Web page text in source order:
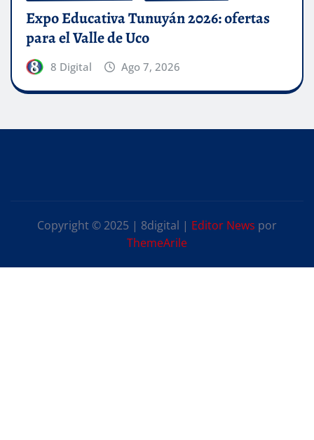
Expo Educativa Tunuyán 2026: ofertas
para el Valle de Uco
8 Digital Ago 7, 2026
Copyright © 2025 | 8digital | Editor News por
ThemeArile